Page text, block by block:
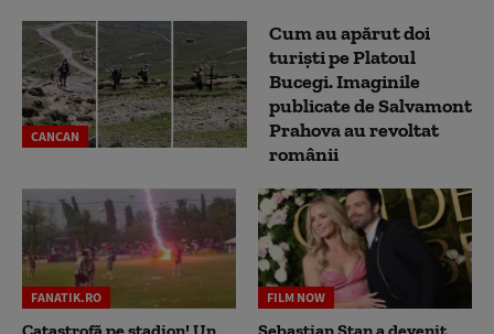
CANCAN
Cum au apărut doi
turiști pe Platoul
Bucegi. Imaginile
publicate de Salvamont
Prahova au revoltat
românii
FANATIK.RO FILM NOW